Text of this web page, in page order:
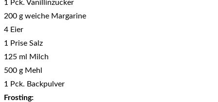
1 Pck. Vanillinzucker
200 g weiche Margarine
4 Eier
1 Prise Salz
125 ml Milch
500 g Mehl
1 Pck. Backpulver
Frosting: